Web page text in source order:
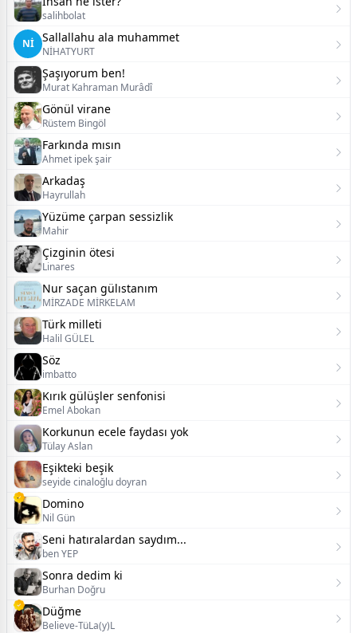
salihbolat
Nİ Sallallahu ala muhammet
NİHATYURT
Şaşıyorum ben!
Murat Kahraman Murâdî
Gönül virane
Rüstem Bingöl
Farkında mısın
Ahmet ipek şair
Arkadaş
Hayrullah
Yüzüme çarpan sessizlik
Mahir
Çizginin ötesi
Linares
Nur saçan gülıstanım
MİRZADE MİRKELAM
Türk milleti
Halil GÜLEL
Söz
imbatto
Kırık gülüşler senfonisi
Emel Abokan
Korkunun ecele faydası yok
Tülay Aslan
Eşikteki beşik
seyide cinaloğlu doyran
Domino
Nil Gün
Seni hatıralardan saydım...
ben YEP
Sonra dedim ki
Burhan Doğru
Düğme
Believe-TüLa(y)L